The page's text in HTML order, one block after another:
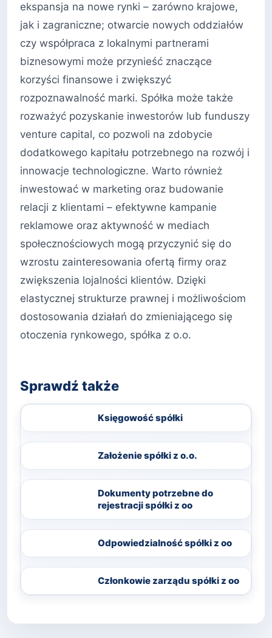
ekspansja na nowe rynki – zarówno krajowe,
jak i zagraniczne; otwarcie nowych oddziałów
czy współpraca z lokalnymi partnerami
biznesowymi może przynieść znaczące
korzyści finansowe i zwiększyć
rozpoznawalność marki. Spółka może także
rozważyć pozyskanie inwestorów lub funduszy
venture capital, co pozwoli na zdobycie
dodatkowego kapitału potrzebnego na rozwój i
innowacje technologiczne. Warto również
inwestować w marketing oraz budowanie
relacji z klientami – efektywne kampanie
reklamowe oraz aktywność w mediach
społecznościowych mogą przyczynić się do
wzrostu zainteresowania ofertą firmy oraz
zwiększenia lojalności klientów. Dzięki
elastycznej strukturze prawnej i możliwościom
dostosowania działań do zmieniającego się
otoczenia rynkowego, spółka z o.o.
Sprawdź także
Księgowość spółki
Założenie spółki z o.o.
Dokumenty potrzebne do
rejestracji spółki z oo
Odpowiedzialność spółki z oo
Członkowie zarządu spółki z oo